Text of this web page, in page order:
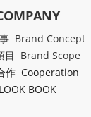
Brand Concept
目 Brand Scope
作 Cooperation
LOOK BOOK